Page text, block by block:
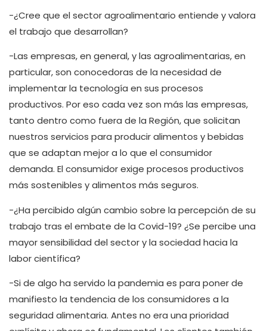
-¿Cree que el sector agroalimentario entiende y valora
el trabajo que desarrollan?
-Las empresas, en general, y las agroalimentarias, en
particular, son conocedoras de la necesidad de
implementar la tecnología en sus procesos
productivos. Por eso cada vez son más las empresas,
tanto dentro como fuera de la Región, que solicitan
nuestros servicios para producir alimentos y bebidas
que se adaptan mejor a lo que el consumidor
demanda. El consumidor exige procesos productivos
más sostenibles y alimentos más seguros.
-¿Ha percibido algún cambio sobre la percepción de su
trabajo tras el embate de la Covid-19? ¿Se percibe una
mayor sensibilidad del sector y la sociedad hacia la
labor científica?
-Si de algo ha servido la pandemia es para poner de
manifiesto la tendencia de los consumidores a la
seguridad alimentaria. Antes no era una prioridad